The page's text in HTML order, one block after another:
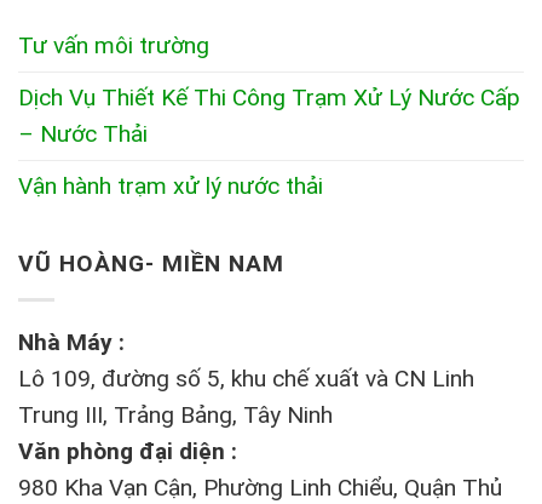
Tư vấn môi trường
Dịch Vụ Thiết Kế Thi Công Trạm Xử Lý Nước Cấp
– Nước Thải
Vận hành trạm xử lý nước thải
VŨ HOÀNG- MIỀN NAM
Nhà Máy :
Lô 109, đường số 5, khu chế xuất và CN Linh
Trung III, Trảng Bảng, Tây Ninh
Văn phòng đại diện :
980 Kha Vạn Cận, Phường Linh Chiểu, Quận Thủ